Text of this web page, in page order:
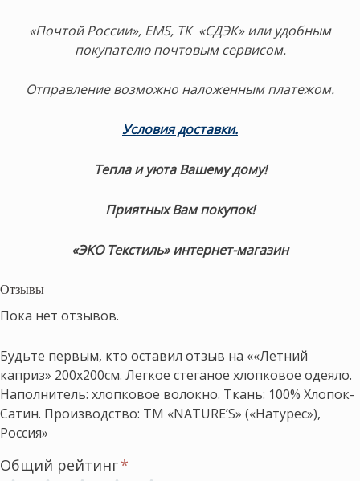
«Почтой России», EMS, ТК «СДЭК» или удобным
покупателю почтовым сервисом.
Отправление возможно наложенным платежом.
Условия доставки.
Тепла и уюта Вашему дому!
Приятных Вам покупок!
«ЭКО Текстиль» интернет-магазин
Отзывы
Пока нет отзывов.
Будьте первым, кто оставил отзыв на ««Летний
каприз» 200х200см. Легкое стеганое хлопковое одеяло.
Наполнитель: хлопковое волокно. Ткань: 100% Хлопок-
Сатин. Производство: ТМ «NATURE’S» («Натурес»),
Россия»
Общий рейтинг*